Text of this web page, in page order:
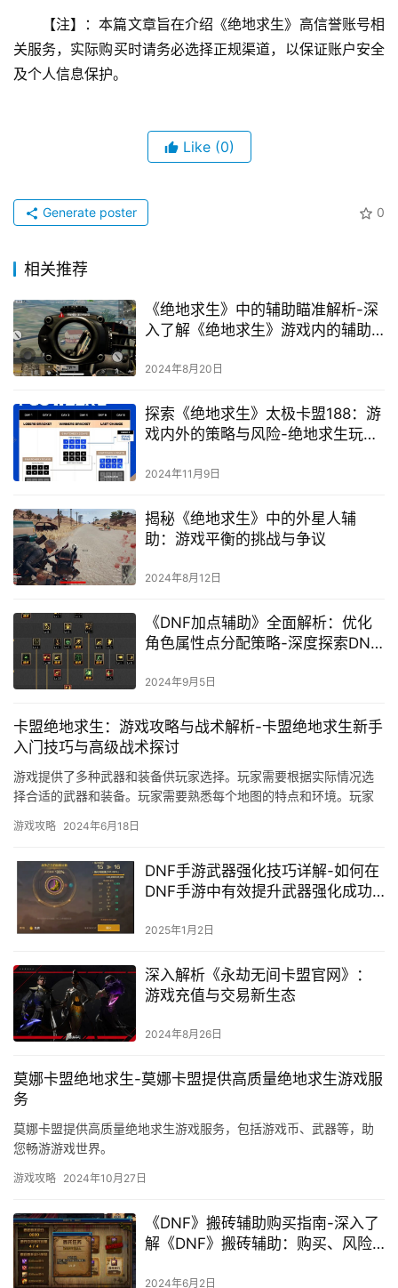
【注】：本篇文章旨在介绍《绝地求生》高信誉账号相
关服务，实际购买时请务必选择正规渠道，以保证账户安全
及个人信息保护。
Like (0)
0
Generate poster
相关推荐
《绝地求生》中的辅助瞄准解析-深
入了解《绝地求生》游戏内的辅助
2024年8月20日
探索《绝地求生》太极卡盟188：游
戏内外的策略与风险-绝地求生玩家
安全警示
2024年11月9日
揭秘《绝地求生》中的外星人辅
助：游戏平衡的挑战与争议
2024年8月12日
《DNF加点辅助》全面解析：优化
角色属性点分配策略-深度探索DNF
2024年9月5日
卡盟绝地求生：游戏攻略与战术解析-卡盟绝地求生新手
入门技巧与高级战术探讨
游戏提供了多种武器和装备供玩家选择。玩家需要根据实际情况选
择合适的武器和装备。玩家需要熟悉每个地图的特点和环境。玩家
游戏攻略 2024年6月18日
DNF手游武器强化技巧详解-如何在
DNF手游中有效提升武器强化成功
2025年1月2日
深入解析《永劫无间卡盟官网》：
游戏充值与交易新生态
2024年8月26日
莫娜卡盟绝地求生-莫娜卡盟提供高质量绝地求生游戏服
务
莫娜卡盟提供高质量绝地求生游戏服务，包括游戏币、武器等，助
您畅游游戏世界。
游戏攻略 2024年10月27日
《DNF》搬砖辅助购买指南-深入了
解《DNF》搬砖辅助：购买、风险
2024年6月2日